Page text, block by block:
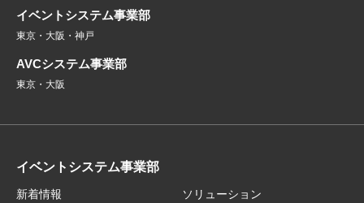
イベントシステム事業部
東京・大阪・神戸
AVCシステム事業部
東京・大阪
イベントシステム事業部
新着情報
ソリューション